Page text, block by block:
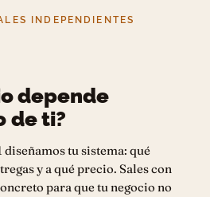
INDEPENDIENTES
depende
de ti?
diseñamos tu sistema: qué
y a qué precio. Sales con
para que tu negocio no